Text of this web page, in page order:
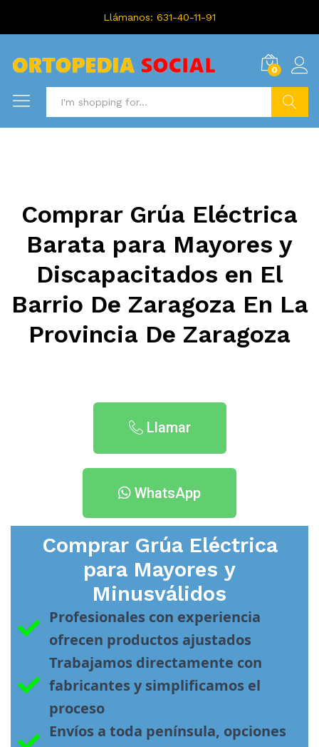
Llámanos: 631-40-11-91
0
Comprar Grúa Eléctrica
Barata para Mayores y
Discapacitados en El
Barrio De Zaragoza En La
Provincia De Zaragoza
Llamar
WhatsApp
Comprar Grúa Eléctrica
para Mayores y
Minusválidos
Profesionales con experiencia
ofrecen productos ajustados
Trabajamos directamente con
fabricantes y simplificamos el
proceso
Envíos a toda península, opciones